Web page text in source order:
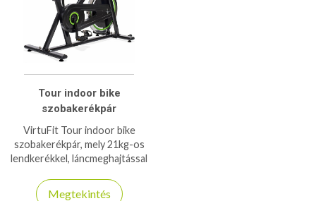
Tour indoor bike
szobakerékpár
VirtuFit Tour indoor bike
szobakerékpár, mely 21kg-os
lendkerékkel, láncmeghajtással
Megtekintés